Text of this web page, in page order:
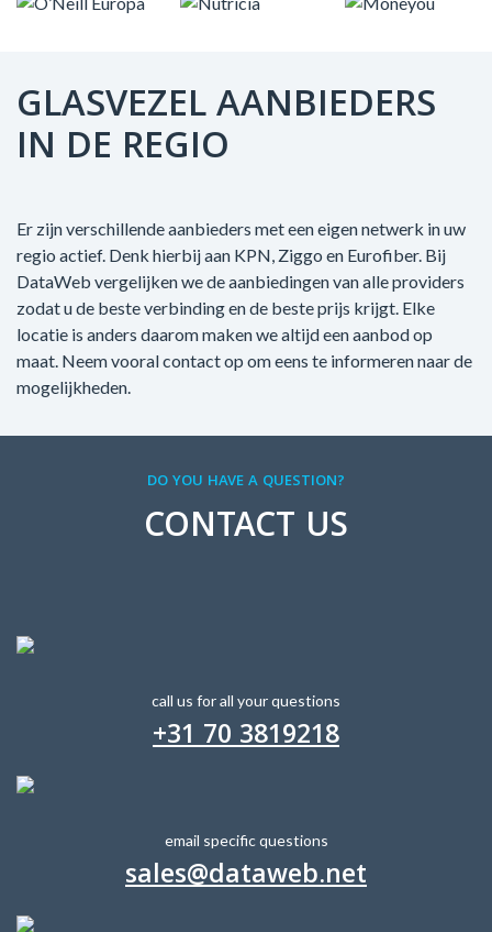
GLASVEZEL AANBIEDERS
IN DE REGIO
Er zijn verschillende aanbieders met een eigen netwerk in uw
regio actief. Denk hierbij aan KPN, Ziggo en Eurofiber. Bij
DataWeb vergelijken we de aanbiedingen van alle providers
zodat u de beste verbinding en de beste prijs krijgt. Elke
locatie is anders daarom maken we altijd een aanbod op
maat. Neem vooral contact op om eens te informeren naar de
mogelijkheden.
DO YOU HAVE A QUESTION?
CONTACT US
call us for all your questions
+31 70 3819218
email specific questions
sales@dataweb.net